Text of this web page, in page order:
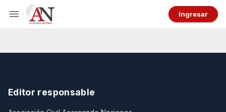
Ingresar
Editor responsable